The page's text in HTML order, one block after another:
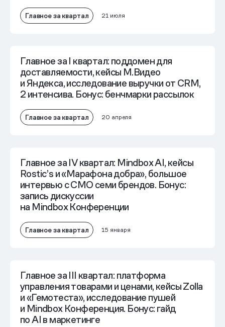
Главное за квартал 21 июля
Главное за I квартал: поддомен для
доставляемости, кейсы М.Видео
и Яндекса, исследование выручки от CRM,
2 интенсива. Бонус: бенчмарки рассылок
Главное за квартал 20 апреля
Главное за IV квартал: Mindbox AI, кейсы
Rostic’s и «Марафона добра», большое
интервью с СМО семи брендов. Бонус:
запись дискуссии
на Mindbох Конференции
Главное за квартал 15 января
Главное за III квартал: платформа
управления товарами и ценами, кейсы Zolla
и «Гемотеста», исследование пушей
и Mindbox Конференция. Бонус: гайд
по AI в маркетинге